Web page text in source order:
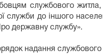
службового житла,
до іншого
державну службу».
надання